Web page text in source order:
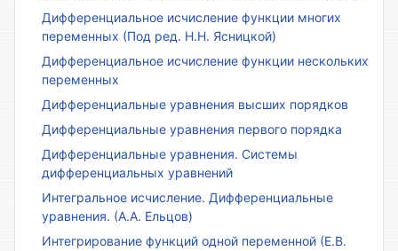
Дифференциальное исчисление функции многих
переменных (Под ред. Н.Н. Ясницкой)
Дифференциальное исчисление функции нескольких
переменных
Дифференциальные уравнения высших порядков
Дифференциальные уравнения первого порядка
Дифференциальные уравнения. Системы
дифференциальных уравнений
Интегральное исчисление. Дифференциальные
уравнения. (А.А. Ельцов)
Интегрирование функций одной переменной (Е.В.